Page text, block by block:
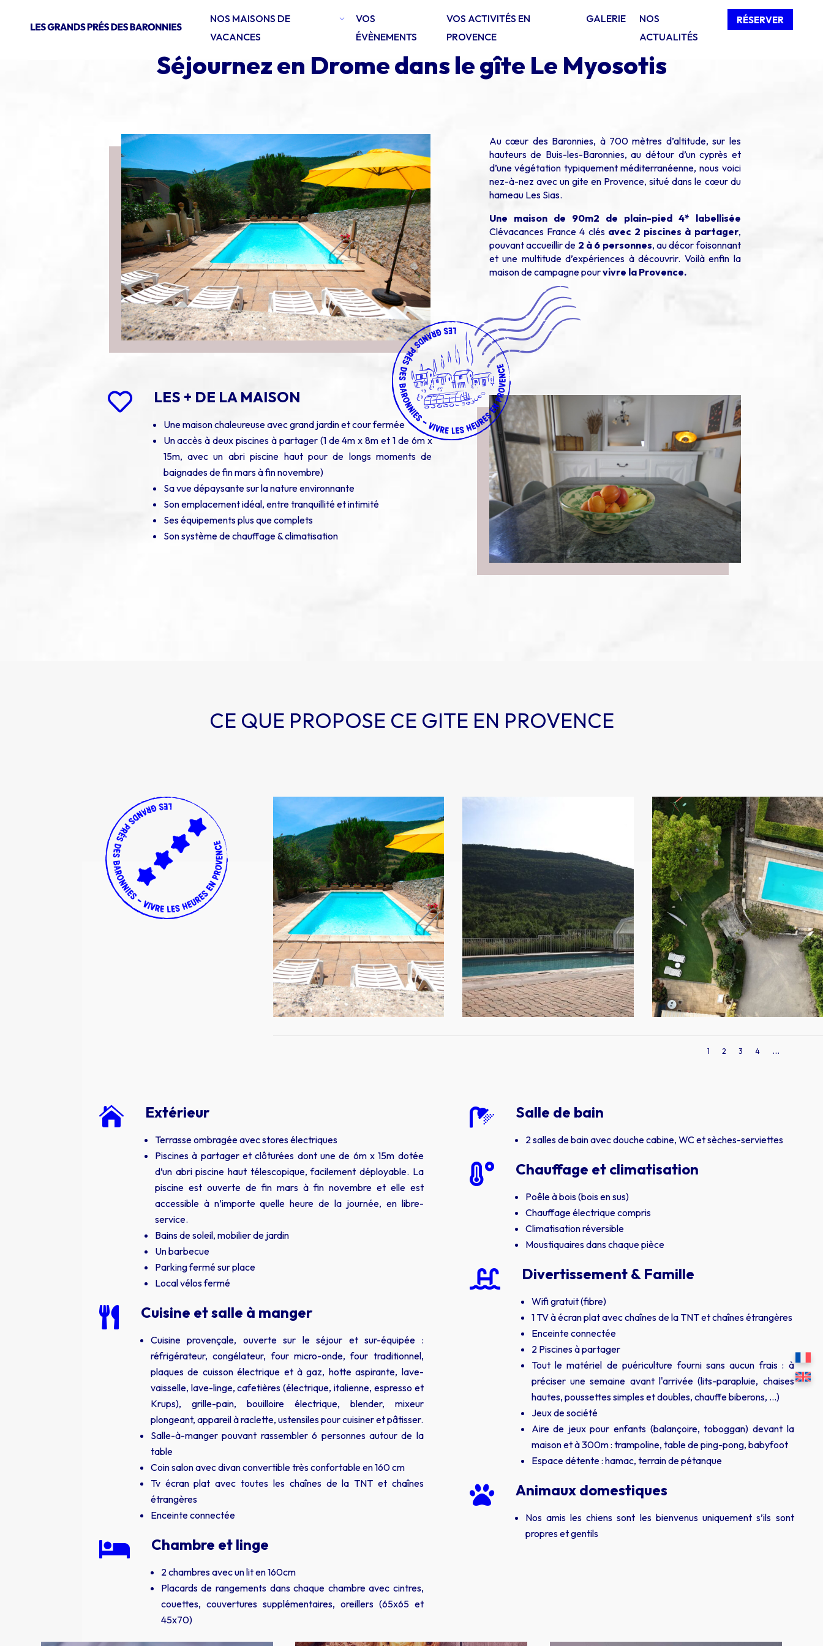
NOS MAISONS DE
VACANCES
VOS
ÉVÈNEMENTS
VOS ACTIVITÉS EN
PROVENCE
GALERIE
NOS
ACTUALITÉS
RÉSERVER
Séjournez en Drome dans le gîte Le Myosotis
 LES + DE LA MAISON
Une maison chaleureuse avec grand jardin et cour fermée
Un accès à deux piscines à partager (1 de 4m x 8m et 1 de 6m x
15m, avec un abri piscine haut pour de longs moments de
baignades de fin mars à fin novembre)
Sa vue dépaysante sur la nature environnante
Son emplacement idéal, entre tranquillité et intimité
Ses équipements plus que complets
Son système de chauffage & climatisation
Au cœur des Baronnies, à 700 mètres d’altitude, sur les
hauteurs de Buis-les-Baronnies, au détour d’un cyprès et
d’une végétation typiquement méditerranéenne, nous voici
nez-à-nez avec un gite en Provence, situé dans le cœur du
hameau Les Sias.
Une maison de 90m2 de plain-pied 4* labellisée
Clévacances France 4 clés avec 2 piscines à partager,
pouvant accueillir de 2 à 6 personnes, au décor foisonnant
et une multitude d’expériences à découvrir. Voilà enfin la
maison de campagne pourvivre la Provence.
CE QUE PROPOSE CE GITE EN PROVENCE
1 2 3 4 ...
 Extérieur
Terrasse ombragée avec stores électriques
Piscines à partager et clôturées dont une de 6m x 15m dotée
d’un abri piscine haut télescopique, facilement déployable. La
piscine est ouverte de fin mars à fin novembre et elle est
accessible à n’importe quelle heure de la journée, en libre-
service.
Bains de soleil, mobilier de jardin
Un barbecue
Parking fermé sur place
Local vélos fermé
 Cuisine et salle à manger
Cuisine provençale, ouverte sur le séjour et sur-équipée :
réfrigérateur, congélateur, four micro-onde, four traditionnel,
plaques de cuisson électrique et à gaz, hotte aspirante, lave-
vaisselle, lave-linge, cafetières (électrique, italienne, espresso et
Krups), grille-pain, bouilloire électrique, blender, mixeur
plongeant, appareil à raclette, ustensiles pour cuisiner et pâtisser.
Salle-à-manger pouvant rassembler 6 personnes autour de la
table
Coin salon avec divan convertible très confortable en 160 cm
Tv écran plat avec toutes les chaînes de la TNT et chaînes
étrangères
Enceinte connectée
 Chambre et linge
2 chambres avec un lit en 160cm
Placards de rangements dans chaque chambre avec cintres,
couettes, couvertures supplémentaires, oreillers (65x65 et
45x70)
 Salle de bain
2 salles de bain avec douche cabine, WC et sèches-serviettes
 Chauffage et climatisation
Poêle à bois (bois en sus)
Chauffage électrique compris
Climatisation réversible
Moustiquaires dans chaque pièce
 Divertissement & Famille
Wifi gratuit (fibre)
1 TV à écran plat avec chaînes de la TNT et chaînes étrangères
Enceinte connectée
2 Piscines à partager
Tout le matériel de puériculture fourni sans aucun frais : à
préciser une semaine avant l'arrivée (lits-parapluie, chaises
hautes, poussettes simples et doubles, chauffe biberons, …)
Jeux de société
Aire de jeux pour enfants (balançoire, toboggan) devant la
maison et à 300m : trampoline, table de ping-pong, babyfoot
Espace détente : hamac, terrain de pétanque
 Animaux domestiques
Nos amis les chiens sont les bienvenus uniquement s’ils sont
propres et gentils